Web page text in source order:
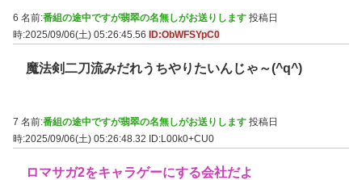
6 名前:番組の途中ですが翡翠の名無しがお送りします 投稿日
時:2025/09/06(土) 05:26:45.56
ID:ObWFSYpC0
魔法剣二刀流みだれうちやりたいんじゃ～(^q^)
7 名前:番組の途中ですが翡翠の名無しがお送りします 投稿日
時:2025/09/06(土) 05:26:48.32 ID:L00k0+CU0
ロマサガ2をキャラゲーにする会社だよ